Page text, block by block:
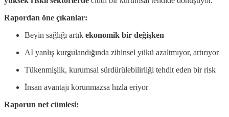
Rapordan öne çıkanlar:
Beyin sağlığı artık ekonomik bir değişken
AI yanlış kurgulandığında zihinsel yükü azaltmıyor, artırıyor
Tükenmişlik, kurumsal sürdürülebilirliği tehdit eden bir risk
İnsan avantajı korunmazsa hızla eriyor
Raporun net cümlesi: